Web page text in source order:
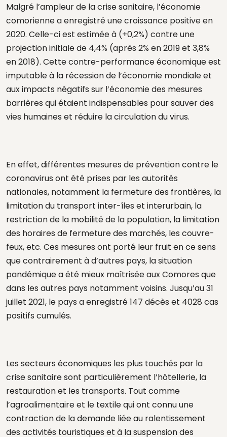
Malgré l’ampleur de la crise sanitaire, l’économie
comorienne a enregistré une croissance positive en
2020. Celle-ci est estimée à (+0,2%) contre une
projection initiale de 4,4% (après 2% en 2019 et 3,8%
en 2018). Cette contre-performance économique est
imputable à la récession de l’économie mondiale et
aux impacts négatifs sur l’économie des mesures
barrières qui étaient indispensables pour sauver des
vies humaines et réduire la circulation du virus.
En effet, différentes mesures de prévention contre le
coronavirus ont été prises par les autorités
nationales, notamment la fermeture des frontières, la
limitation du transport inter-îles et interurbain, la
restriction de la mobilité de la population, la limitation
des horaires de fermeture des marchés, les couvre-
feux, etc. Ces mesures ont porté leur fruit en ce sens
que contrairement à d’autres pays, la situation
pandémique a été mieux maîtrisée aux Comores que
dans les autres pays notamment voisins. Jusqu’au 31
juillet 2021, le pays a enregistré 147 décès et 4028 cas
positifs cumulés.
Les secteurs économiques les plus touchés par la
crise sanitaire sont particulièrement l’hôtellerie, la
restauration et les transports. Tout comme
l’agroalimentaire et le textile qui ont connu une
contraction de la demande liée au ralentissement
des activités touristiques et à la suspension des